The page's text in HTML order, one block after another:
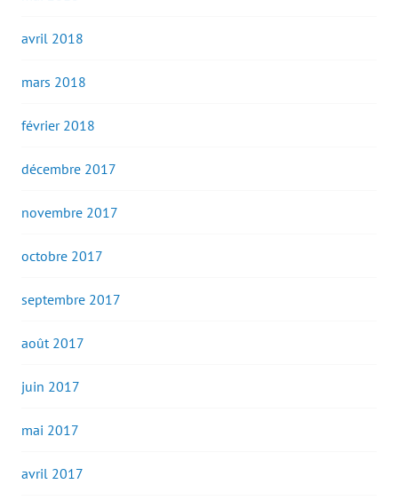
avril 2018
mars 2018
février 2018
décembre 2017
novembre 2017
octobre 2017
septembre 2017
août 2017
juin 2017
mai 2017
avril 2017